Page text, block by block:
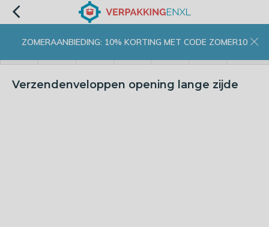
ZOMERAANBIEDING: 10% KORTING MET CODE ZOMER10
Verzendenveloppen opening lange zijde